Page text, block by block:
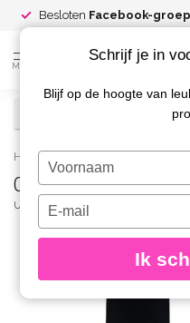
Besloten Facebook-groep
MENU
Home / 05 Gelpolish 8 gr.
05 Gelpolish 8 gr.
URBAN NAILS
Schrijf je in
Blijf op de hoogte van
Typ
je
naam
Typ
je
e-
in
Ik